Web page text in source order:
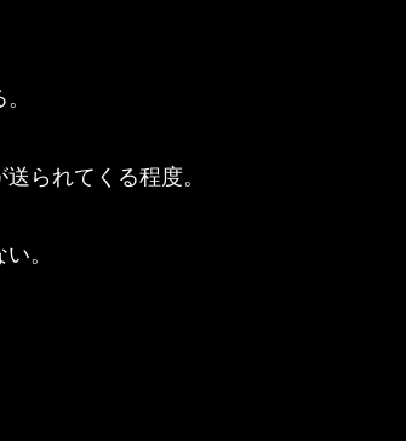
られてくる程度。
。